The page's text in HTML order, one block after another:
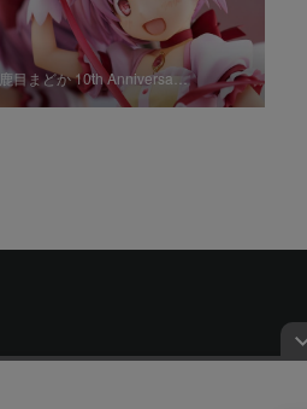
鹿目まどか 10th Anniversa…